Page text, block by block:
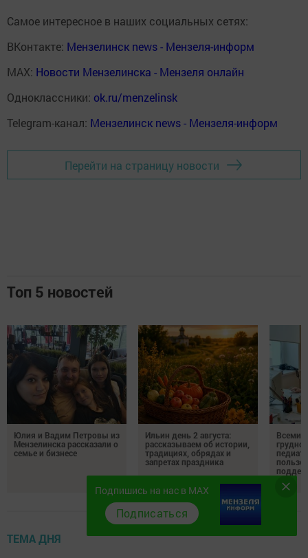
Самое интересное в наших социальных сетях:
ВКонтакте: Мензелинск news - Мензеля-информ
MAX: Новости Мензелинска - Мензеля онлайн
Одноклассники: ok.ru/menzelinsk
Telegram-канал: Мензелинск news - Мензеля-информ
Перейти на страницу новости
Топ 5 новостей
Юлия и Вадим Петровы из
Мензелинска рассказали о
семье и бизнесе
Ильин день 2 августа:
рассказываем об истории,
традициях, обрядах и
запретах праздника
пользе
ТЕМА ДНЯ
Подпишись на нас в MAX
Подписаться